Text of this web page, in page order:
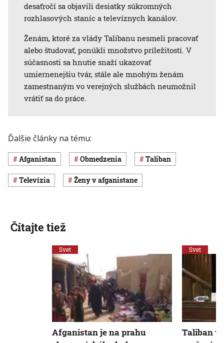
desaťročí sa objavili desiatky súkromných
rozhlasových staníc a televíznych kanálov.
Ženám, ktoré za vlády Talibanu nesmeli pracovať
alebo študovať, ponúkli množstvo príležitostí. V
súčasnosti sa hnutie snaží ukazovať
umiernenejšiu tvár, stále ale mnohým ženám
zamestnaným vo verejných službách neumožnil
vrátiť sa do práce.
Ďalšie články na tému:
Afganistan obmedzenia Taliban
televízia ženy v afganistane
Čítajte tiež
Svet
Afganistan je na prahu
Svet
Taliban